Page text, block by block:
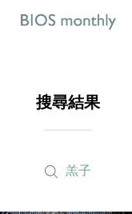
搜尋結果
羔子